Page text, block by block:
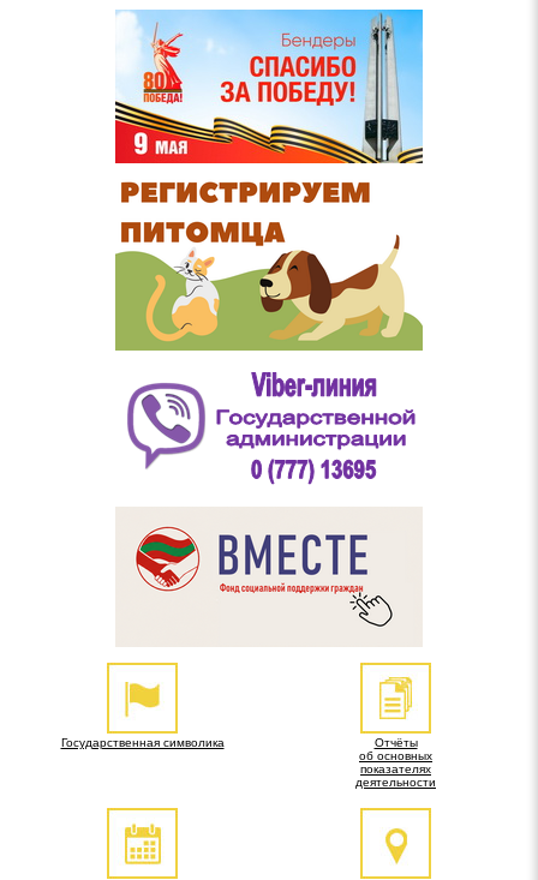
Государственная символика
Отчёты
об основных
показателях
деятельности